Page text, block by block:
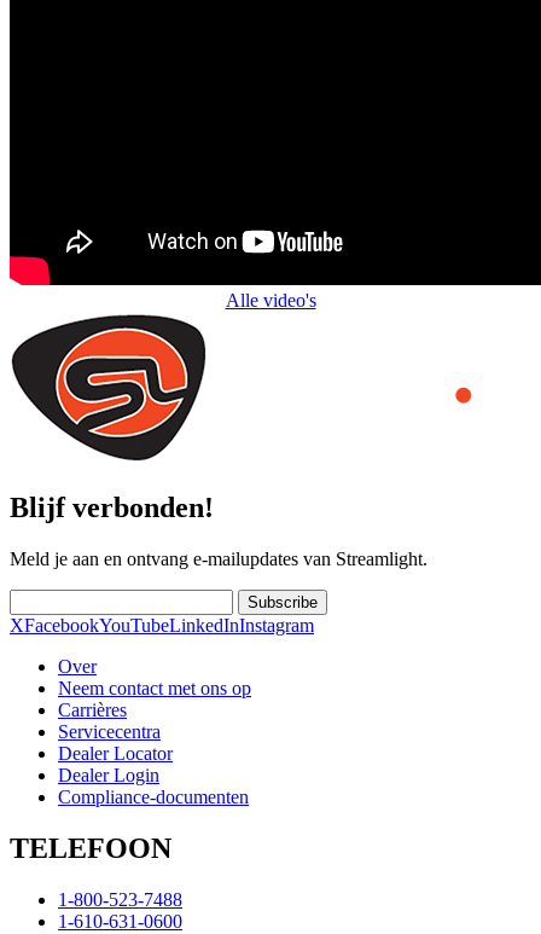
Alle video's
Blijf verbonden!
Meld je aan en ontvang e-mailupdates van Streamlight.
Subscribe
XFacebookYouTubeLinkedInInstagram
Over
Neem contact met ons op
Carrières
Servicecentra
Dealer Locator
Dealer Login
Compliance-documenten
TELEFOON
1-800-523-7488
1-610-631-0600